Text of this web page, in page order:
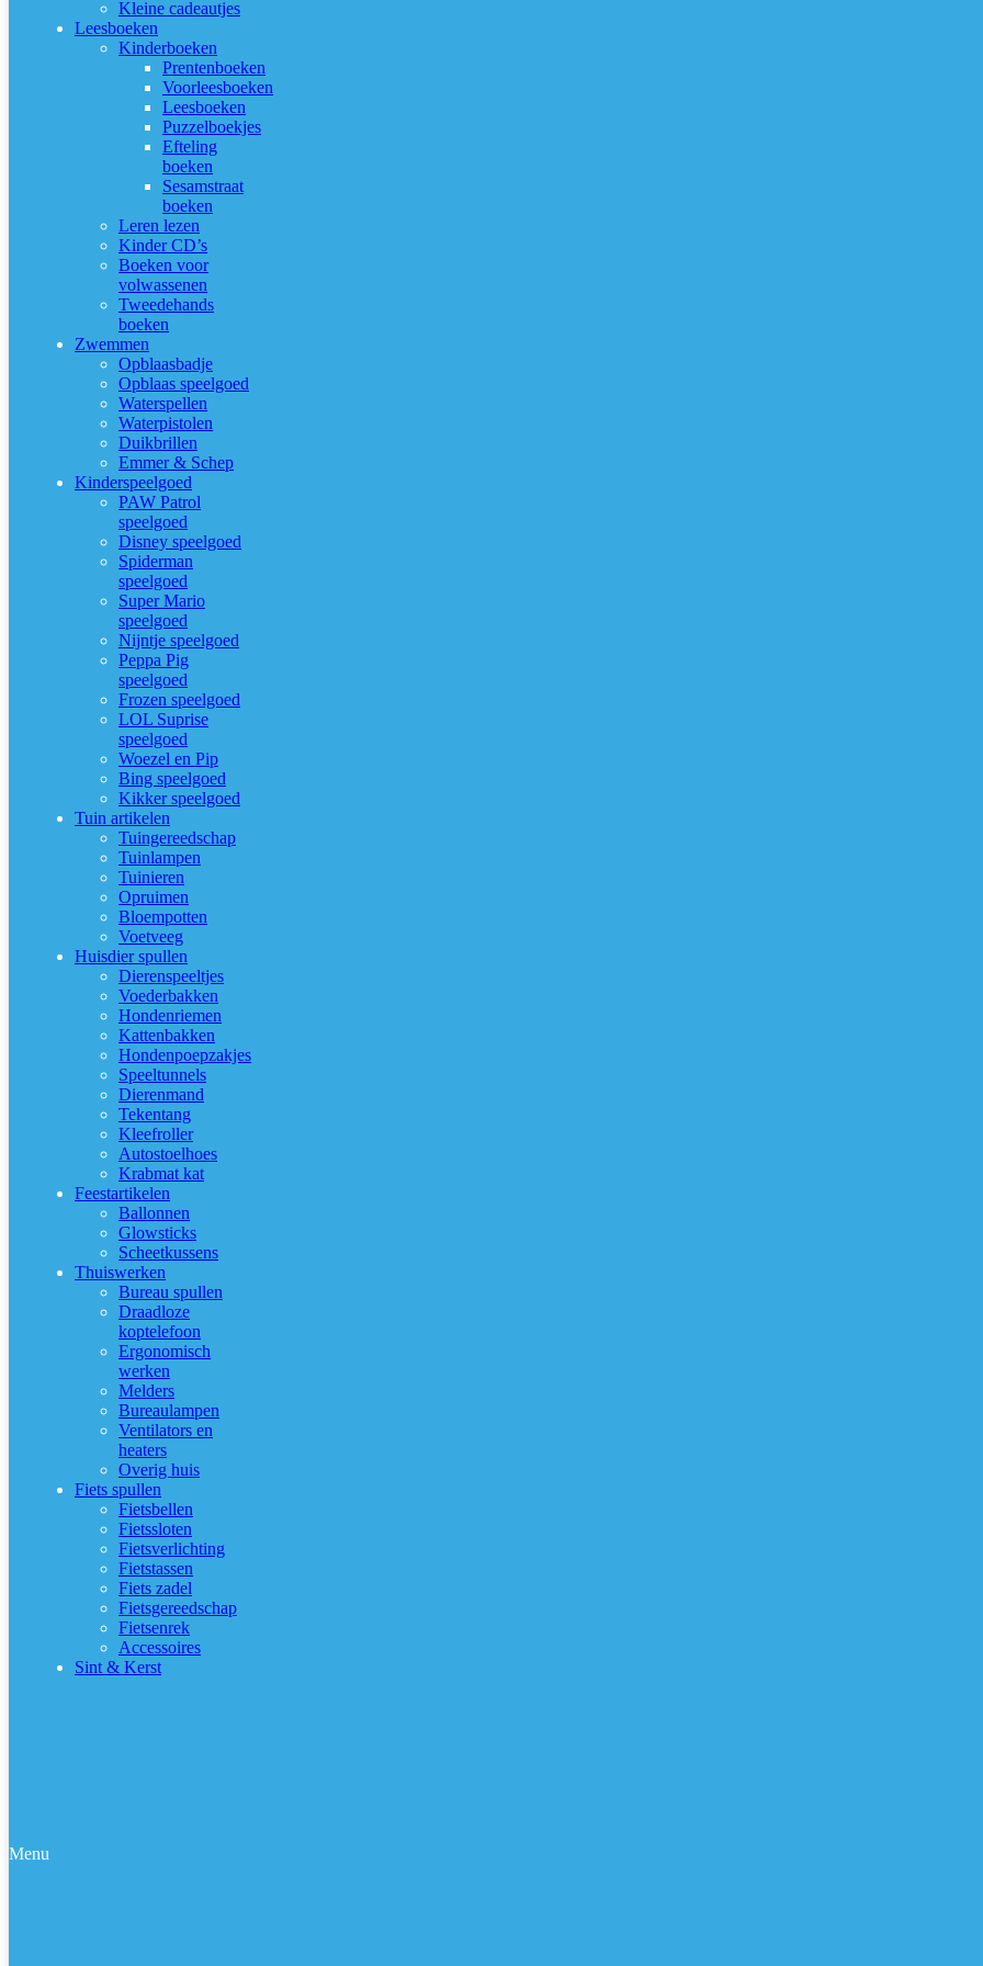
Kleine cadeautjes
Leesboeken
Kinderboeken
Prentenboeken
Voorleesboeken
Leesboeken
Puzzelboekjes
Efteling
boeken
Sesamstraat
boeken
Leren lezen
Kinder CD’s
Boeken voor
volwassenen
Tweedehands
boeken
Zwemmen
Opblaasbadje
Opblaas speelgoed
Waterspellen
Waterpistolen
Duikbrillen
Emmer & Schep
Kinderspeelgoed
PAW Patrol
speelgoed
Disney speelgoed
Spiderman
speelgoed
Super Mario
speelgoed
Nijntje speelgoed
Peppa Pig
speelgoed
Frozen speelgoed
LOL Suprise
speelgoed
Woezel en Pip
Bing speelgoed
Kikker speelgoed
Tuin artikelen
Tuingereedschap
Tuinlampen
Tuinieren
Opruimen
Bloempotten
Voetveeg
Huisdier spullen
Dierenspeeltjes
Voederbakken
Hondenriemen
Kattenbakken
Hondenpoepzakjes
Speeltunnels
Dierenmand
Tekentang
Kleefroller
Autostoelhoes
Krabmat kat
Feestartikelen
Ballonnen
Glowsticks
Scheetkussens
Thuiswerken
Bureau spullen
Draadloze
koptelefoon
Ergonomisch
werken
Melders
Bureaulampen
Ventilators en
heaters
Overig huis
Fiets spullen
Fietsbellen
Fietssloten
Fietsverlichting
Fietstassen
Fiets zadel
Fietsgereedschap
Fietsenrek
Accessoires
Sint & Kerst
Menu